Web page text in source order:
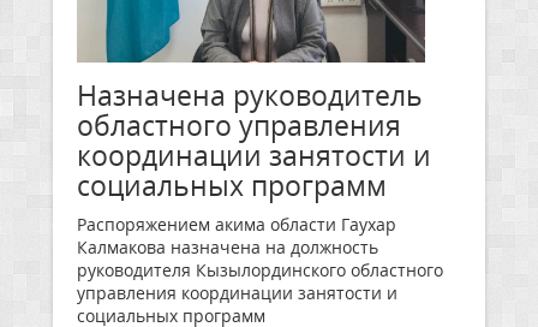
Назначена руководитель
областного управления
координации занятости и
социальных программ
Распоряжением акима области Гаухар
Калмакова назначена на должность
руководителя Кызылординского областного
управления координации занятости и
социальных программ